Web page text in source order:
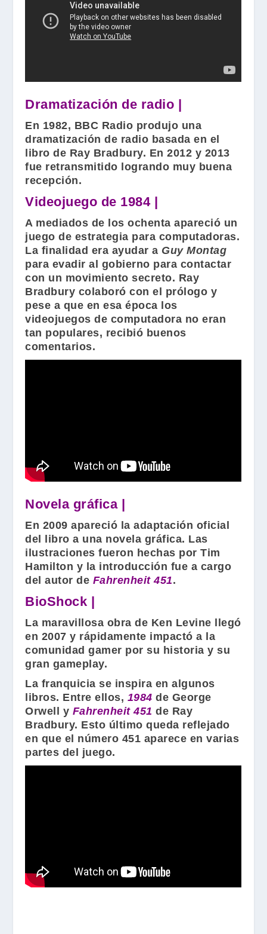
Dramatización de radio |
En 1982, BBC Radio produjo una
dramatización de radio basada en el
libro de Ray Bradbury. En 2012 y 2013
fue retransmitido logrando muy buena
recepción.
Videojuego de 1984 |
A mediados de los ochenta apareció un
juego de estrategia para computadoras.
La finalidad era ayudar a Guy Montag
para evadir al gobierno para contactar
con un movimiento secreto. Ray
Bradbury colaboró con el prólogo y
pese a que en esa época los
videojuegos de computadora no eran
tan populares, recibió buenos
comentarios.
Novela gráfica |
En 2009 apareció la adaptación oficial
del libro a una novela gráfica. Las
ilustraciones fueron hechas porTim
Hamilton y la introducción fue a cargo
del autor de Fahrenheit 451.
BioShock |
La maravillosa obra de Ken Levine llegó
en 2007 y rápidamente impactó a la
comunidad gamer por su historia y su
gran gameplay.
La franquicia se inspira en algunos
libros. Entre ellos, 1984 de George
Orwell
y Fahrenheit 451 de Ray
Bradbury. Esto último queda reflejado
en que el número 451 aparece en varias
partes del juego.